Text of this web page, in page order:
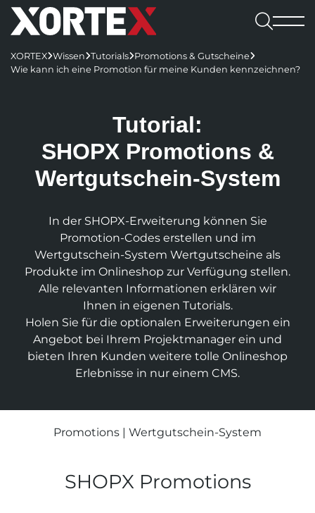

Leistungen
Website Relaunch
KI-Integration
Generative Engine Optimization (GEO)
Model Context Protocol (MCP)
Entwicklung & Systemanbindung
Skalierbare Datenbankarchitektur
Content-Management & Redaktion
Unique Content
KI für Übersetzungen
Online-Marketing
Suchmaschinen-Marketing
Serverseitiges Tracking
E-Mail-Marketing-Automation
Hosting & Betrieb
Mailservice
Software
REDX
WordPress
Onlineshop-Systeme
REDX-Onlineshop
Rasch zum Onlineshop
Intelligente Suche
REDX Bewerbermanagement
App-Entwicklung
REDX Websites & Onlineshops
TYPO3-Projekte
Apps
Alle Referenzen
Kennenlernen
Karriere
Dein Start bei uns
Studieren & Arbeiten bei XORTEX
Karriere-FAQs
Team
100% made in Mühlviertel
Nachhaltigkeit
Green Hosting
Green Coding
XORTEX Wunschkalender
Awards
Presse und Downloads
Wissen

XORTEXWissenTutorialsPromotions & Gutscheine
Wie kann ich eine Promotion für meine Kunden kennzeichnen?
Tutorial:
SHOPX Promotions &
Wertgutschein-System
In der SHOPX-Erweiterung können Sie
Promotion-Codes erstellen und im
Wertgutschein-System Wert­gutscheine als
Produkte im Online­shop zur Verfügung stellen.
Alle relevanten Informationen erklären wir
Ihnen in eigenen Tutorials.
Holen Sie für die optionalen Erweiterungen ein
Angebot bei Ihrem Projekt­manager ein und
bieten Ihren Kunden weitere tolle Online­shop
Erlebnisse in nur einem CMS.
Promotions | Wertgutschein-System
SHOPX Promotions